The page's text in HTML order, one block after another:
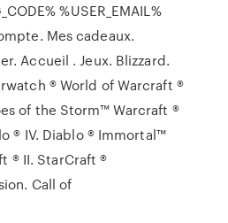
%USER_EMAIL%
Mes cadeaux.
Accueil . Jeux. Blizzard.
® World of Warcraft ®
of the Storm™ Warcraft ®
® IV. Diablo ® Immortal™
® II. StarCraft ®
Call of